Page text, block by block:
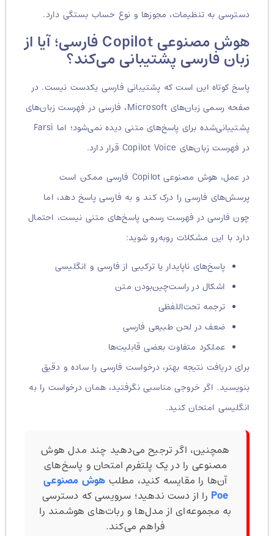
دسترسی به تنظیمات، مجوزها و نوع حساب بستگی دارد.
هوش مصنوعی Copilot فارسی؛ آیا از
زبان فارسی پشتیبانی می‌کند؟
پاسخ کوتاه این است که پشتیبانی فارسی یکدست نیست. در
صفحه رسمی زبان‌های Microsoft، فارسی در فهرست زبان‌های
پشتیبانی‌شده برای پاسخ‌های متنی دیده نمی‌شود؛ اما Farsi
در فهرست زبان‌های Copilot Voice قرار دارد.
در عمل، هوش مصنوعی Copilot فارسی ممکن است
پرسش‌های فارسی را درک کند و به فارسی پاسخ دهد، اما
چون فارسی در فهرست رسمی پاسخ‌های متنی نیست، احتمال
دارد با این مشکلات روبه‌رو شوید:
پاسخ‌های ناپایدار یا ترکیبی از فارسی و انگلیسی
اشکال در راست‌چین‌بودن متن
ترجمه تحت‌اللفظی
ضعف در لحن طبیعی فارسی
عملکرد متفاوت بعضی قابلیت‌ها
برای دریافت نتیجه بهتر، درخواست فارسی را ساده و دقیق
بنویسید. اگر خروجی مناسبی نگرفتید، همان درخواست را به
انگلیسی امتحان کنید.
همچنین، اگر ترجیح می‌دهید چند مدل هوش
مصنوعی را در یک پلتفرم امتحان و پاسخ‌های
آن‌ها را مقایسه کنید، مطلبهوش مصنوعی
را از دست ندهید؛ سرویسی که دسترسی
به مجموعه‌ای از مدل‌ها و ربات‌های هوشمند را
فراهم می‌کند.